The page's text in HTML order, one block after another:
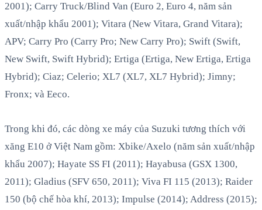
2001); Carry Truck/Blind Van (Euro 2, Euro 4, năm sản
xuất/nhập khẩu 2001); Vitara (New Vitara, Grand Vitara);
APV; Carry Pro (Carry Pro; New Carry Pro); Swift (Swift,
New Swift, Swift Hybrid); Ertiga (Ertiga, New Ertiga, Ertiga
Hybrid); Ciaz; Celerio; XL7 (XL7, XL7 Hybrid); Jimny;
Fronx; và Eeco.
Trong khi đó, các dòng xe máy của Suzuki tương thích với
xăng E10 ở Việt Nam gồm: Xbike/Axelo (năm sản xuất/nhập
khẩu 2007); Hayate SS FI (2011); Hayabusa (GSX 1300,
2011); Gladius (SFV 650, 2011); Viva FI 115 (2013); Raider
150 (bộ chế hòa khí, 2013); Impulse (2014); Address (2015);